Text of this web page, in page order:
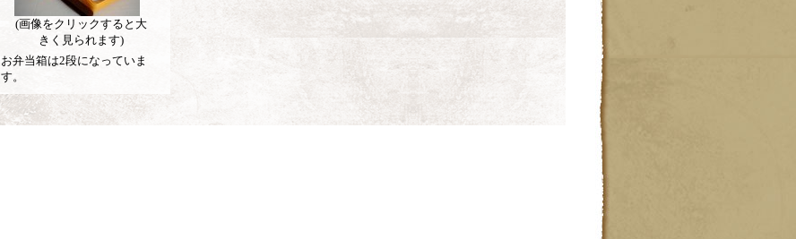
(画像をクリックすると大
きく見られます)
お弁当箱は2段になっていま
す。